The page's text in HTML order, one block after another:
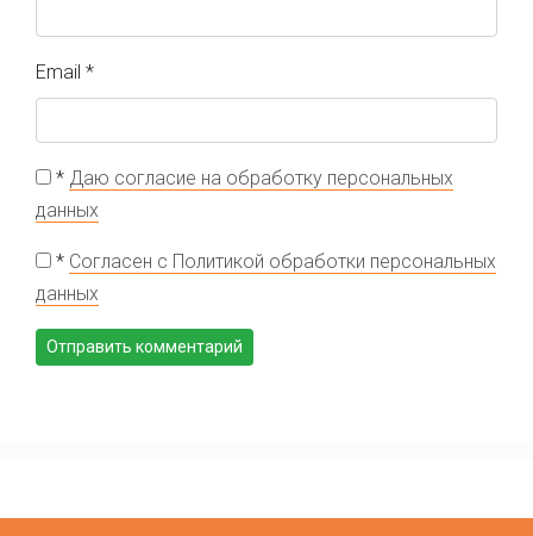
Email *
* Даю согласие на обработку персональных
данных
* Согласен с Политикой обработки персональных
данных